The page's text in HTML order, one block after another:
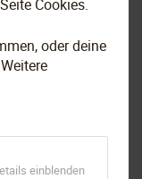
Cookies.
oder deine
einblendenfür